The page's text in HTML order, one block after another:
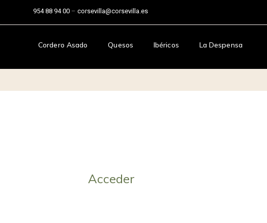
954 88 94 00 – corsevilla@corsevilla.es
Cordero Asado Quesos Ibéricos La Despensa
Acceder